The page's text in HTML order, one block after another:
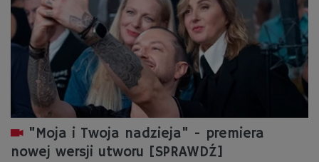
"Moja i Twoja nadzieja" - premiera
nowej wersji utworu [SPRAWDŹ]